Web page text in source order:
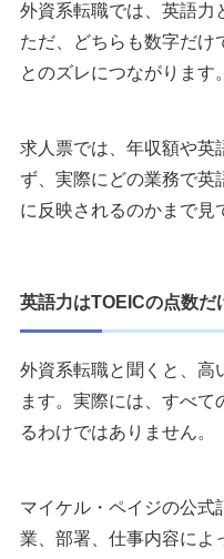
外資系転職では、英語力
ただ、どちらも数字だけ
とのズレにつながります。
求人票では、年収額や英
ず、実際にどの業務で英
に反映されるのかまで見
英語力はTOEICの点数だ
外資系転職と聞くと、高
ます。実際には、すべ
るわけではありません。
マイケル・ペイジの公式
業、部署、仕事内容によ